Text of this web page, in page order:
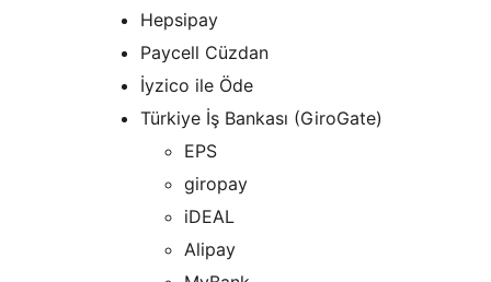
Hepsipay
Paycell Cüzdan
İyzico ile Öde
Türkiye İş Bankası (GiroGate)
EPS
giropay
iDEAL
Alipay